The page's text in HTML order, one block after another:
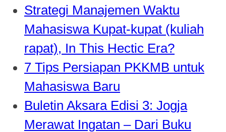
Strategi Manajemen Waktu
Mahasiswa Kupat-kupat (kuliah
rapat), In This Hectic Era?
7 Tips Persiapan PKKMB untuk
Mahasiswa Baru
Buletin Aksara Edisi 3: Jogja
Merawat Ingatan – Dari Buku